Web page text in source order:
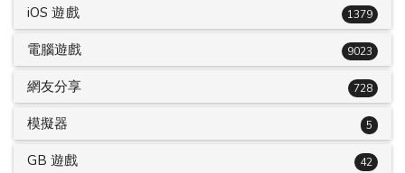
iOS 遊戲 1379
電腦遊戲 9023
網友分享 728
模擬器 5
GB 遊戲 42